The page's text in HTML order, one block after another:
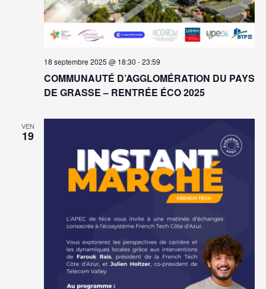
COMMUNAUTÉ D’AGGLOMÉRATION DU PAYS
DE GRASSE – RENTRÉE ÉCO 2025
18 septembre 2025 @ 18:30 -23:59
VEN
19